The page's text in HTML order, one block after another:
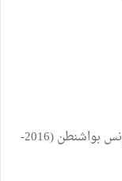
ملحق عسكري بحري وجوي لدى سفارة تونس بواشنطن (2016-